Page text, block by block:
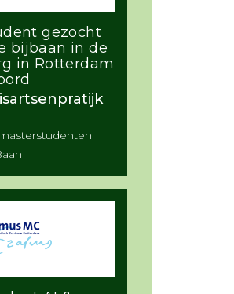
gezocht
bijbaan in de
in Rotterdam